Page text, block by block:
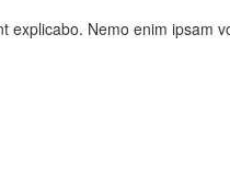
Nemo enim ipsam